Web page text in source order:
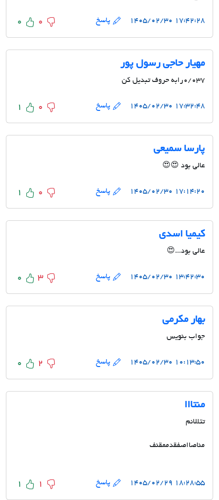
۱۷:۴۲:۲۸ ۱۴۰۵/۰۲/۳۰ پاسخ 0 0
مهیار حاجی رسول پور
0/037رابه حروف تبدیل کن
۱۷:۳۲:۴۸ ۱۴۰۵/۰۲/۳۰ پاسخ 1 0
پارسا سمیعی
عالی بود 😍😍
۱۷:۱۴:۲۰ ۱۴۰۵/۰۲/۳۰ پاسخ 1 0
کیمیا اسدی
عالی بود...😍
۱۳:۴۲:۳۰ ۱۴۰۵/۰۲/۳۰ پاسخ 0 3
بهار مکرمی
جواب بنویس
۱۰:۱۳:۵۰ ۱۴۰۵/۰۲/۳۰ پاسخ 0 2
منتااا
تتللانم
مناصااصفقدممقنف
۱۸:۲۸:۵۵ ۱۴۰۵/۰۲/۲۹ پاسخ 1 1